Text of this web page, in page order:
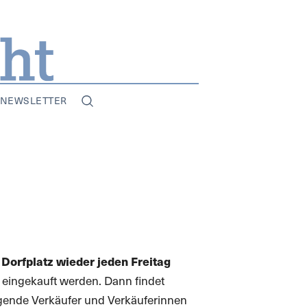
NEWSLETTER
wieder jeden Freitag
werden. Dann findet
Verkäufer und Verkäuferinnen